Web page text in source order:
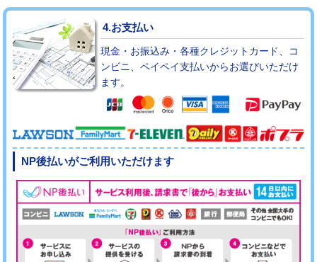
4.お支払い
現金・お振込み・各種クレジットカード、コ
ンビニ、ペイペイ支払いからお選びいただけ
ます。
NP後払いがご利用いただけます